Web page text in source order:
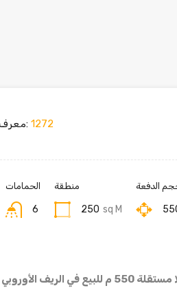
معرف الخاصية: 1272
الحمامات
6
منطقة
250 sq M
الدفعة
م للبيع في الريف الأوروبي – لوزان 4